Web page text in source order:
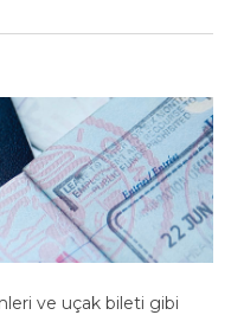
ve uçak bileti gibi